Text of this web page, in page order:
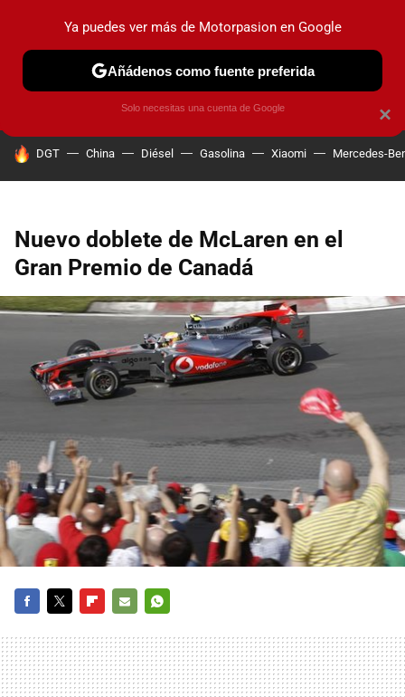
PRUEBAS COCHES ELÉCTRICOS OBSERVATORIO
HOY SE HABLA DE
DGT China Diésel Gasolina Xiaomi Mercedes-
Nuevo doblete de McLaren en el
Gran Premio de Canadá
MAIL
×
Ya puedes ver más de Motorpasion en Google
Añádenos como fuente preferida
Solo necesitas una cuenta de Google